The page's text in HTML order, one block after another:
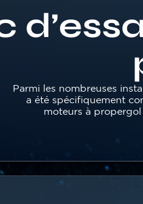
Texte
Parmi les nombreuses
a été spécifiquement
moteurs à